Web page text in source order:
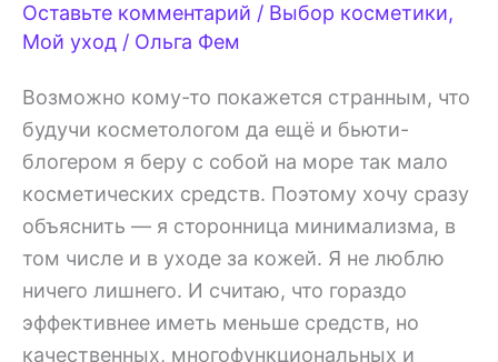
Оставьте комментарий / Выбор косметики,
Мой уход / Ольга Фем
Возможно кому-то покажется странным, что
будучи косметологом да ещё и бьюти-
блогером я беру с собой на море так мало
косметических средств. Поэтому хочу сразу
объяснить — я сторонница минимализма, в
том числе и в уходе за кожей. Я не люблю
ничего лишнего. И считаю, что гораздо
эффективнее иметь меньше средств, но
качественных, многофункциональных и